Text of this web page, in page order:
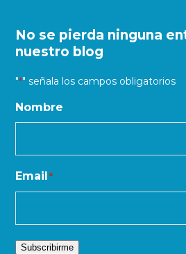
No se pierda ninguna
nuestro blog
"*" señala los campos obligatorios
Nombre
Email *
Subscribirme